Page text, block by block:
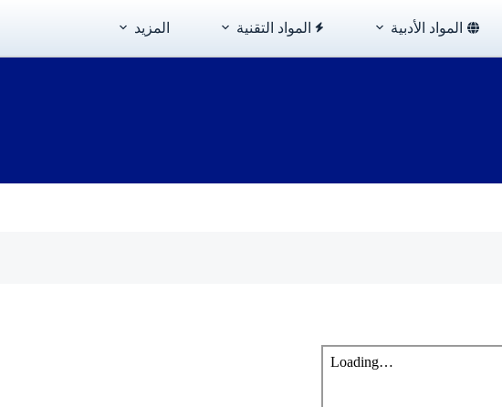
المواد الأدبية المواد التقنية المزيد